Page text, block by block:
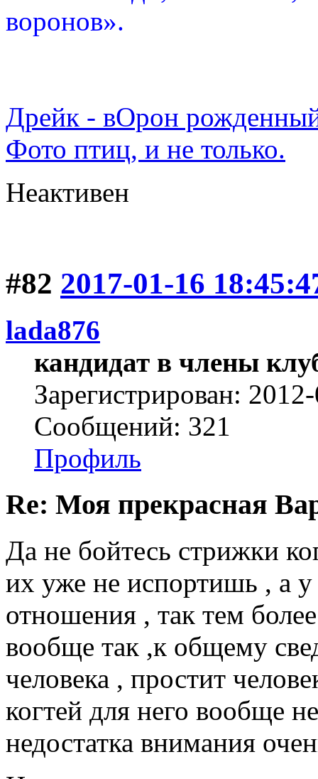
воронов».
Дрейк - вОрон
Фото птиц, и не только.
Неактивен
#82 2017-01-16
lada876
кандидат в члены
Зарегистрирован:
Сообщений: 321
Профиль
Re: Моя прекрасная
Да не бойтесь стрижки
их уже не испортишь , а у
отношения , так тем
вообще так ,к общему
человека , простит
когтей для него вообще
недостатка внимания